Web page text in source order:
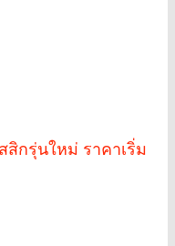
สิกรุ่นใหม่ ราคาเริ่ม